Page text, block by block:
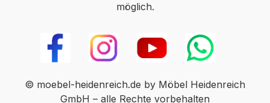
möglich.
© moebel-heidenreich.de by Möbel Heidenreich
GmbH – alle Rechte vorbehalten